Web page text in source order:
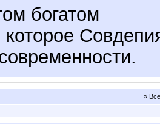
богатом
которое
»